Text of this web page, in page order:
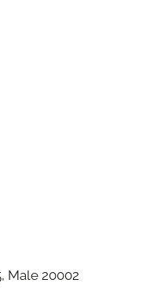
Male 20002